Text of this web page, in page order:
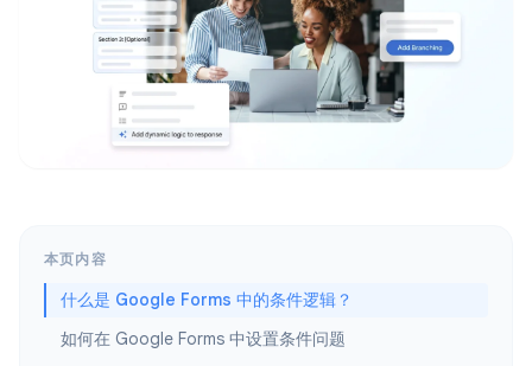
本页内容
什么是 Google Forms 中的条件逻辑？
如何在 Google Forms 中设置条件问题